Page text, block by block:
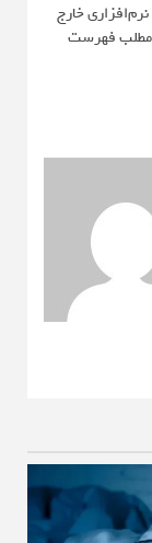
خارج
مطلب فهرست